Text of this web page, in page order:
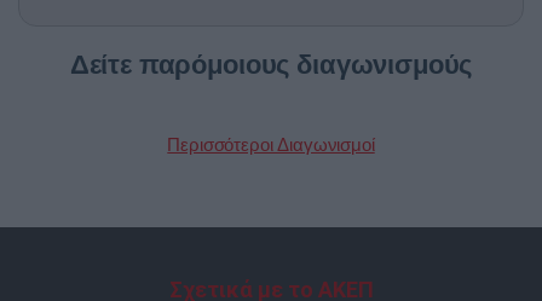
Δείτε παρόμοιους διαγωνισμούς
Περισσότεροι Διαγωνισμοί
Σχετικά με το ΑΚΕΠ